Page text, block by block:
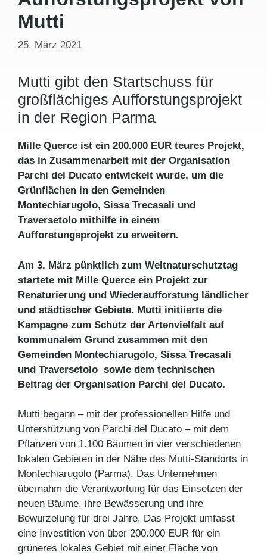
Mutti
25. März 2021
Mutti gibt den Startschuss für
großflächiges Aufforstungsprojekt
in der Region Parma
Mille Querce ist ein 200.000 EUR teures Projekt,
das in Zusammenarbeit mit der Organisation
Parchi del Ducato entwickelt wurde, um die
Grünflächen in den Gemeinden
Montechiarugolo, Sissa Trecasali und
Traversetolo mithilfe in einem
Aufforstungsprojekt zu erweitern.
Am 3. März pünktlich zum Weltnaturschutztag
startete mit Mille Querce ein Projekt zur
Renaturierung und Wiederaufforstung ländlicher
und städtischer Gebiete. Mutti initiierte die
Kampagne zum Schutz der Artenvielfalt auf
kommunalem Grund zusammen mit den
Gemeinden Montechiarugolo, Sissa Trecasali
und Traversetolo sowie dem technischen
Beitrag der Organisation Parchi del Ducato.
Mutti begann – mit der professionellen Hilfe und
Unterstützung von Parchi del Ducato – mit dem
Pflanzen von 1.100 Bäumen in vier verschiedenen
lokalen Gebieten in der Nähe des Mutti-Standorts in
Montechiarugolo (Parma). Das Unternehmen
übernahm die Verantwortung für das Einsetzen der
neuen Bäume, ihre Bewässerung und ihre
Bewurzelung für drei Jahre. Das Projekt umfasst
eine Investition von über 200.000 EUR für ein
grüneres lokales Gebiet mit einer Fläche von